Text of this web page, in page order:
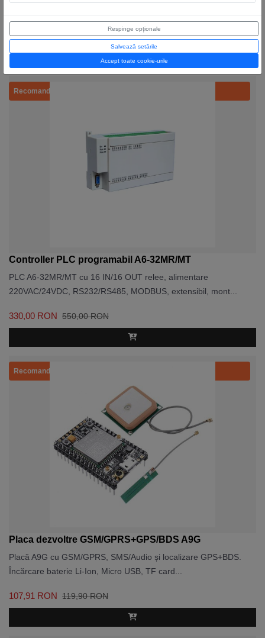
300,00 RON 500,00 RON
Recomandat
Controller PLC programabil A6-32MR/MT
PLC A6-32MR/MT cu 16 IN/16 OUT relee, alimentare
220VAC/24VDC, RS232/RS485, MODBUS, extensibil, mont...
330,00 RON 550,00 RON
Recomandat
Placa dezvoltre GSM/GPRS+GPS/BDS A9G
Placă A9G cu GSM/GPRS, SMS/Audio și localizare GPS+BDS.
Încărcare baterie Li-Ion, Micro USB, TF card...
107,91 RON 119,90 RON
Respinge opționale
Salvează setările
Accept toate cookie-urile